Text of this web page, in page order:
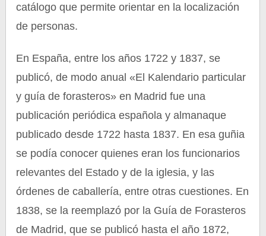
catálogo que permite orientar en la localización
de personas.
En España, entre los años 1722 y 1837, se
publicó, de modo anual «El Kalendario particular
y guía de forasteros» en Madrid fue una
publicación periódica española y almanaque
publicado desde 1722 hasta 1837. En esa guñia
se podía conocer quienes eran los funcionarios
relevantes del Estado y de la iglesia, y las
órdenes de caballería, entre otras cuestiones. En
1838, se la reemplazó por la Guía de Forasteros
de Madrid, que se publicó hasta el año 1872,